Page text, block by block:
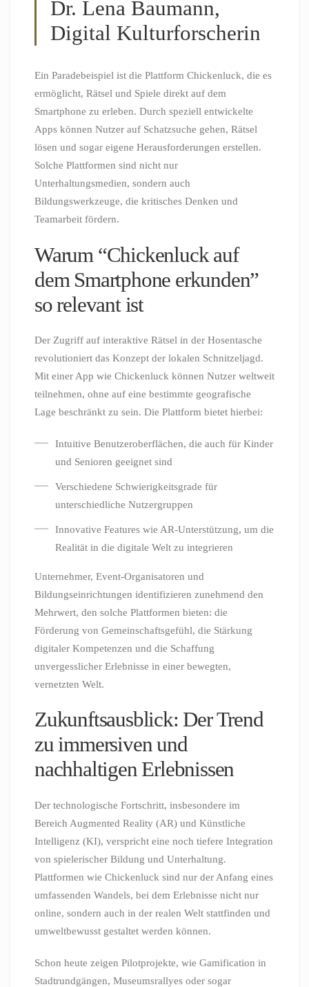
Dr. Lena Baumann,
Digital Kulturforscherin
Ein Paradebeispiel ist die Plattform Chickenluck, die es
ermöglicht, Rätsel und Spiele direkt auf dem
Smartphone zu erleben. Durch speziell entwickelte
Apps können Nutzer auf Schatzsuche gehen, Rätsel
lösen und sogar eigene Herausforderungen erstellen.
Solche Plattformen sind nicht nur
Unterhaltungsmedien, sondern auch
Bildungswerkzeuge, die kritisches Denken und
Teamarbeit fördern.
Warum “Chickenluck auf
dem Smartphone erkunden”
so relevant ist
Der Zugriff auf interaktive Rätsel in der Hosentasche
revolutioniert das Konzept der lokalen Schnitzeljagd.
Mit einer App wie Chickenluck können Nutzer weltweit
teilnehmen, ohne auf eine bestimmte geografische
Lage beschränkt zu sein. Die Plattform bietet hierbei:
Intuitive Benutzeroberflächen, die auch für Kinder
und Senioren geeignet sind
Verschiedene Schwierigkeitsgrade für
unterschiedliche Nutzergruppen
Innovative Features wie AR-Unterstützung, um die
Realität in die digitale Welt zu integrieren
Unternehmer, Event-Organisatoren und
Bildungseinrichtungen identifizieren zunehmend den
Mehrwert, den solche Plattformen bieten: die
Förderung von Gemeinschaftsgefühl, die Stärkung
digitaler Kompetenzen und die Schaffung
unvergesslicher Erlebnisse in einer bewegten,
vernetzten Welt.
Zukunftsausblick: Der Trend
zu immersiven und
nachhaltigen Erlebnissen
Der technologische Fortschritt, insbesondere im
Bereich Augmented Reality (AR) und Künstliche
Intelligenz (KI), verspricht eine noch tiefere Integration
von spielerischer Bildung und Unterhaltung.
Plattformen wie Chickenluck sind nur der Anfang eines
umfassenden Wandels, bei dem Erlebnisse nicht nur
online, sondern auch in der realen Welt stattfinden und
umweltbewusst gestaltet werden können.
Schon heute zeigen Pilotprojekte, wie Gamification in
Stadtrundgängen, Museumsrallyes oder sogar